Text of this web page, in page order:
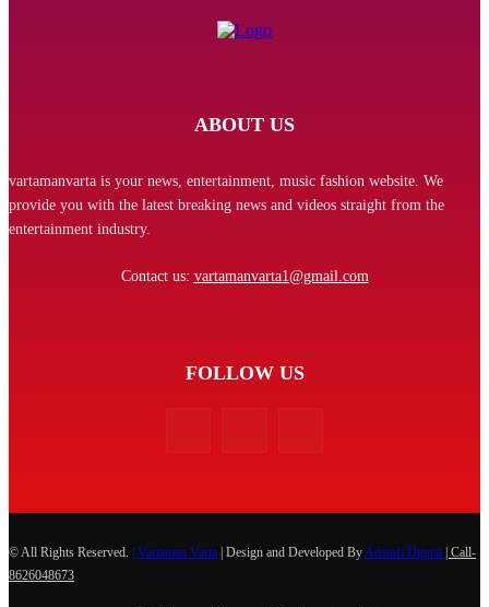
ABOUT US
vartamanvarta is your news, entertainment, music fashion website. We
provide you with the latest breaking news and videos straight from the
entertainment industry.
Contact us: vartamanvarta1@gmail.com
FOLLOW US
© All Rights Reserved. | Vartaman Varta | Design and Developed ByAdsinfi Digital | Call-
8626048673